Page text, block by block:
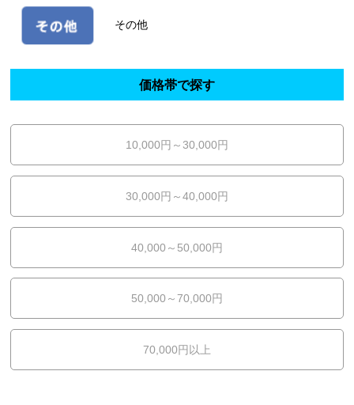
その他
価格帯で探す
10,000円～30,000円
30,000円～40,000円
40,000～50,000円
50,000～70,000円
70,000円以上